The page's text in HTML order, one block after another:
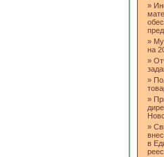
»
»
на
»
»
»
»
в